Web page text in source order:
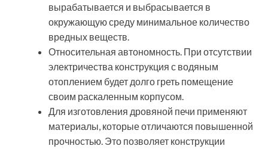
вырабатывается и выбрасывается в
окружающую среду минимальное количество
вредных веществ.
Относительная автономность. При отсутствии
электричества конструкция с водяным
отоплением будет долго греть помещение
своим раскаленным корпусом.
Для изготовления дровяной печи применяют
материалы, которые отличаются повышенной
прочностью. Это позволяет конструкции